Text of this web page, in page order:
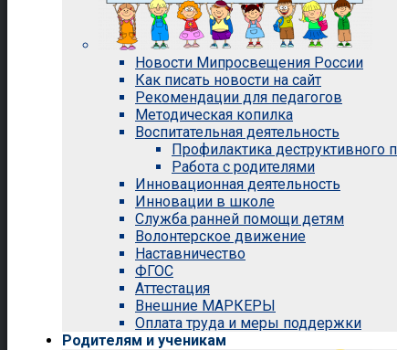
Новости Мипросвещения России
Как писать новости на сайт
Рекомендации для педагогов
Методическая копилка
Воспитательная деятельность
Профилактика деструктивного
Работа с родителями
Инновационная деятельность
Инновации в школе
Служба ранней помощи детям
Волонтерское движение
Наставничество
ФГОС
Аттестация
Внешние МАРКЕРЫ
Оплата труда и меры поддержки
Родителям и ученикам